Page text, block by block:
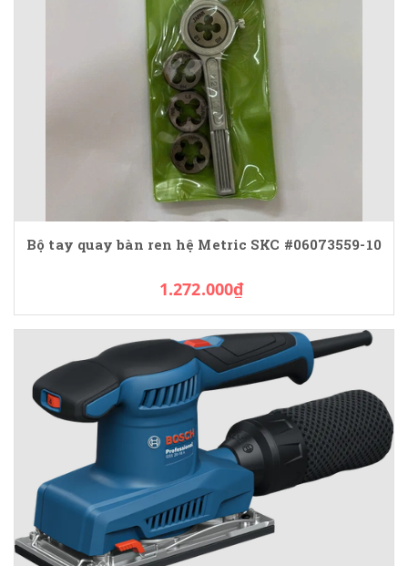
Bộ tay quay bàn ren hệ Metric SKC #06073559-10
1.272.000₫